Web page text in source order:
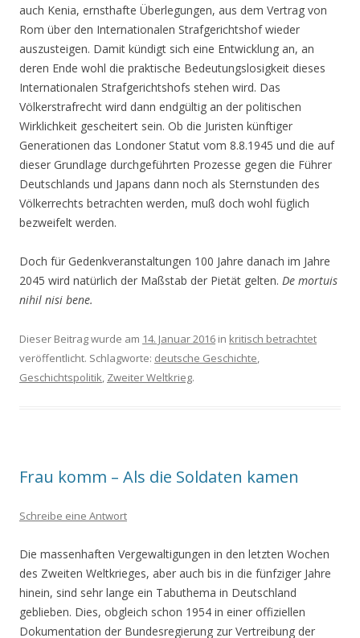
auch Kenia, ernsthafte Überlegungen, aus dem Vertrag von
Rom über den Internationalen Strafgerichtshof wieder
auszusteigen. Damit kündigt sich eine Entwicklung an, an
deren Ende wohl die praktische Bedeutungslosigkeit dieses
Internationalen Strafgerichtshofs stehen wird. Das
Völkerstrafrecht wird dann endgültig an der politischen
Wirklichkeit gescheitert sein. Ob die Juristen künftiger
Generationen das Londoner Statut vom 8.8.1945 und die auf
dieser Grundlage durchgeführten Prozesse gegen die Führer
Deutschlands und Japans dann noch als Sternstunden des
Völkerrechts betrachten werden, muß doch wohl füglich
bezweifelt werden.
Doch für Gedenkveranstaltungen 100 Jahre danach im Jahre
2045 wird natürlich der Maßstab der Pietät gelten. De mortuis
nihil nisi bene.
Dieser Beitrag wurde am 14. Januar 2016 in kritisch betrachtet
veröffentlicht. Schlagworte: deutsche Geschichte,
Geschichtspolitik, Zweiter Weltkrieg.
Frau komm – Als die Soldaten kamen
Schreibe eine Antwort
Die massenhaften Vergewaltigungen in den letzten Wochen
des Zweiten Weltkrieges, aber auch bis in die fünfziger Jahre
hinein, sind sehr lange ein Tabuthema in Deutschland
geblieben. Dies, obgleich schon 1954 in einer offiziellen
Dokumentation der Bundesregierung zur Vertreibung der